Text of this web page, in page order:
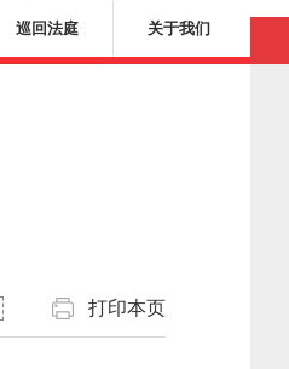
巡回法庭 关于我们
打印本页